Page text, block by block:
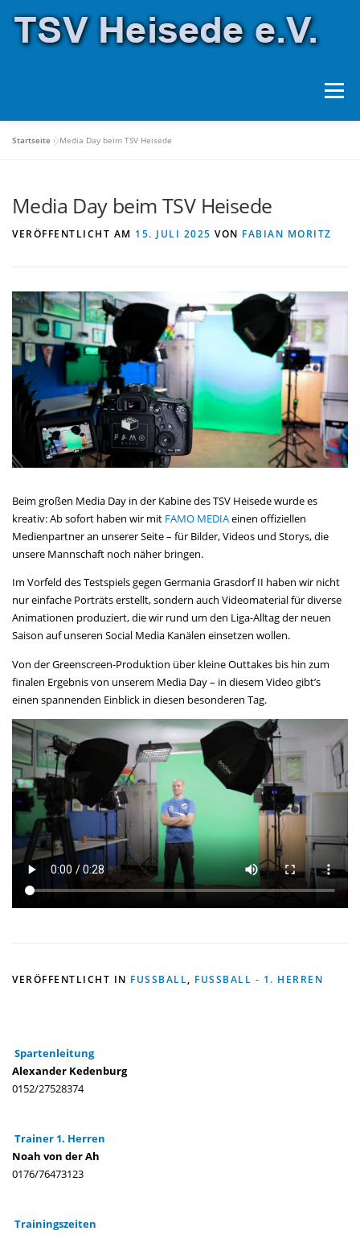
Inhalt
springen
Menü
HALLENBELEGUNG SPONSOREN
Startseite »Media Day beim TSV Heisede
Media Day beim TSV Heisede
VERÖFFENTLICHT AM 15. JULI 2025 VON FABIAN MORITZ
Beim großen Media Day in der Kabine des TSV Heisede wurde es
kreativ: Ab sofort haben wir mit FAMO MEDIAeinen offiziellen
Medienpartner an unserer Seite – für Bilder, Videos und Storys, die
unsere Mannschaft noch näher bringen.
Im Vorfeld des Testspiels gegen Germania Grasdorf II haben wir nicht
nur einfache Porträts erstellt, sondern auch Videomaterial für diverse
Animationen produziert, die wir rund um den Liga-Alltag der neuen
Saison auf unseren Social Media Kanälen einsetzen wollen.
Von der Greenscreen-Produktion über kleine Outtakes bis hin zum
finalen Ergebnis von unserem Media Day – in diesem Video gibt’s
einen spannenden Einblick in diesen besonderen Tag.
VERÖFFENTLICHT IN FUSSBALL , FUSSBALL - 1. HERREN
Spartenleitung
Alexander Kedenburg
0152/27528374
Trainer 1. Herren
Noah von der Ah
0176/76473123
Trainingszeiten